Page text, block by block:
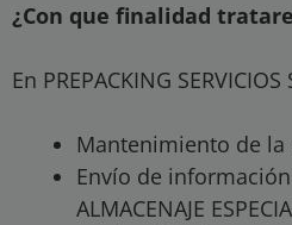
¿Con que finalidad
En PREPACKING
Mantenimiento de
Envío de
ALMACENAJE